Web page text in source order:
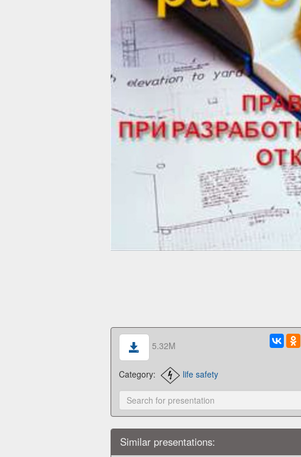
5.32M
Category: life safety
Similar presentations: